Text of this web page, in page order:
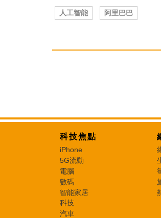
人工智能 阿里巴巴
科技焦點
iPhone
5G流動
電腦
數碼
智能家居
科技
汽車